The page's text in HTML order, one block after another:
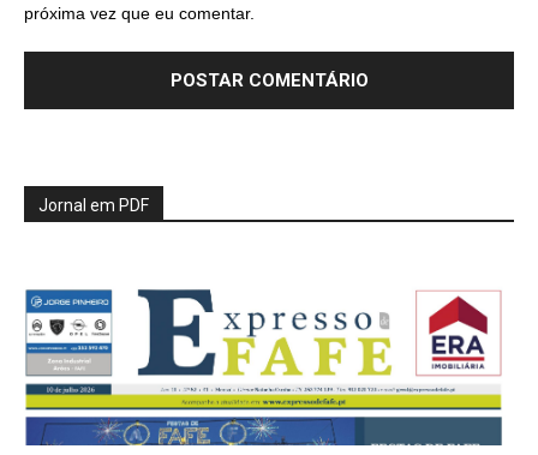
próxima vez que eu comentar.
Jornal em PDF